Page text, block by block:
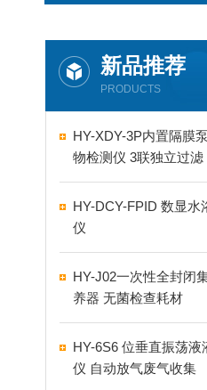
新品推荐
PRODUCTS
HY-XDY-3P内置隔膜
物检测仪 3联独立过滤
HY-DCY-FPID 数显水
仪
HY-J02一次性全封闭
养器 无菌检查耗材
HY-6S6 位垂直振荡液
仪 自动放气废气收集